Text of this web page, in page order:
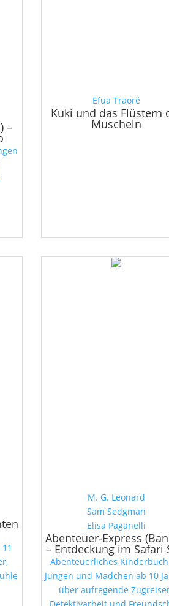
–
Efua Traoré
Kuki und das Flüstern
Muscheln
M. G. Leonard
Sam Sedgman
Elisa Paganelli
Abenteuer-Express
– Entdeckung im Safari
Abenteuerliches
Jungen und Mädchen ab 10
über aufregende
Detektivarbeit und